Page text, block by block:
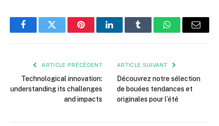
FacebookTwitter PinterestLinkedInTumblr WhatsApp
E-
ARTICLE PRÉCÉDENT
Technological innovation:
understanding its challenges
and impacts
ARTICLE SUIVANT
Découvrez notre sélection
de bouées tendances et
originales pour l’été